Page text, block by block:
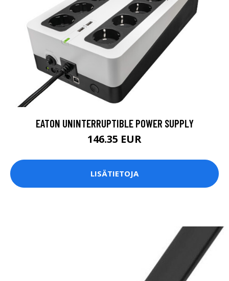
EATON UNINTERRUPTIBLE POWER SUPPLY
146.35 EUR
LISÄTIETOJA